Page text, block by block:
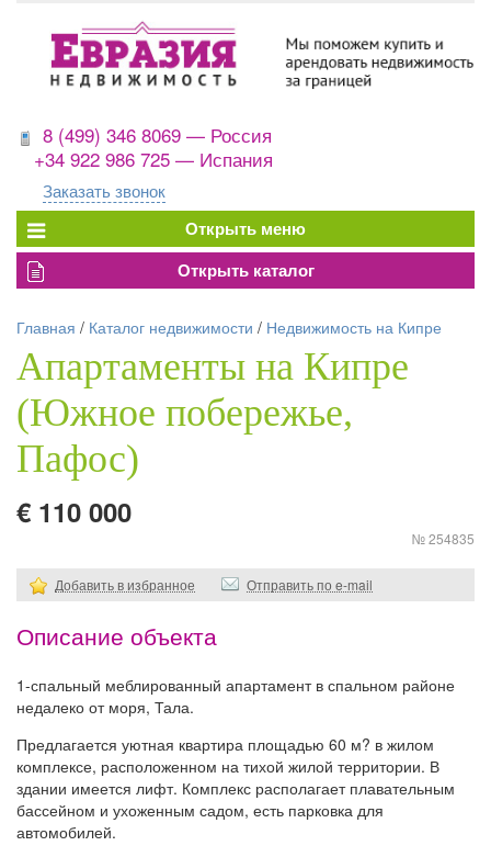
8 (499) 346 8069 — Россия
+34 922 986 725 — Испания
Заказать звонок
Главная / Каталог недвижимости / Недвижимость на Кипре
Апартаменты на Кипре
(Южное побережье,
Пафос)
€ 110 000
№ 254835
Добавить в избранное Отправить по e-mail
Описание объекта
1-спальный меблированный апартамент в спальном районе
недалеко от моря, Тала.
Предлагается уютная квартира площадью 60 м? в жилом
комплексе, расположенном на тихой жилой территории. В
здании имеется лифт. Комплекс располагает плавательным
бассейном и ухоженным садом, есть парковка для
автомобилей.